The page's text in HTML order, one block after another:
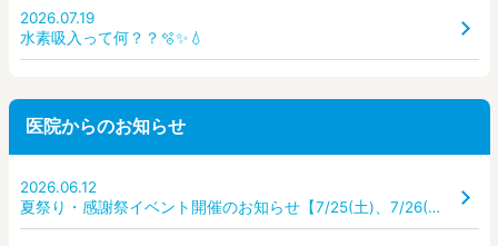
2026.07.19
水素吸入って何？？🫧✨💧
医院からのお知らせ
2026.06.12
夏祭り・感謝祭イベント開催のお知らせ【7/25(土)、7/26(日)】